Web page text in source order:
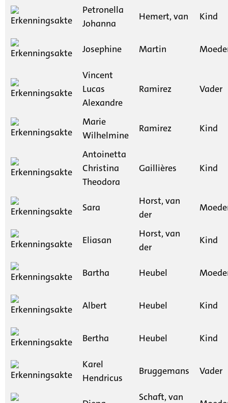
Petronella
Johanna
Hemert, van Kind
Josephine Martin
Vincent
Lucas
Alexandre
Ramirez Vader
Marie
Wilhelmine
Ramirez Kind
Antoinetta
Christina
Theodora
Gaillières Kind
Sara
Horst, van
der
Eliasan
Horst, van
der
Kind
Bartha Heubel
Albert Heubel Kind
Bertha Heubel Kind
Karel
Hendricus
Bruggemans Vader
Schaft, van